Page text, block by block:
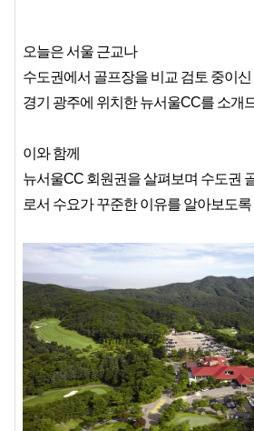
오늘은 서울 근교나
수도권에서 골프장을 비교 검토 중이신
경기 광주에 위치한 뉴서울CC를 소개
이와 함께
뉴서울CC 회원권을 살펴보며 수도권
로서 수요가 꾸준한 이유를 알아보도